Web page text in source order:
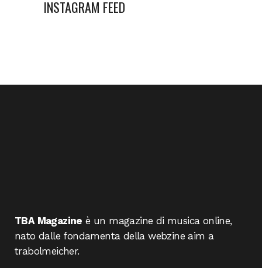
INSTAGRAM FEED
TBA Magazine è un magazine di musica online,
nato dalle fondamenta della webzine aim a
trabolmeicher.